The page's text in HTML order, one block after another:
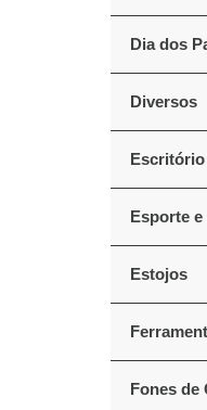
Dia dos
Diversos
Escritório
Esporte e
Estojos
Fones de